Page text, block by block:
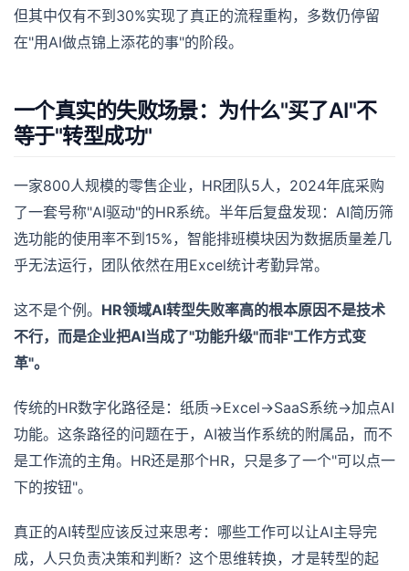
但其中仅有不到30%实现了真正的流程重构，多数仍停留
在"用AI做点锦上添花的事"的阶段。
一个真实的失败场景：为什么"买了AI"不
等于"转型成功"
一家800人规模的零售企业，HR团队5人，2024年底采购
了一套号称"AI驱动"的HR系统。半年后复盘发现：AI简历筛
选功能的使用率不到15%，智能排班模块因为数据质量差几
乎无法运行，团队依然在用Excel统计考勤异常。
这不是个例。 HR领域AI转型失败率高的根本原因不是技术
不行，而是企业把AI当成了"功能升级"而非"工作方式变
革"。
传统的HR数字化路径是：纸质→Excel→SaaS系统→加点AI
功能。这条路径的问题在于，AI被当作系统的附属品，而不
是工作流的主角。HR还是那个HR，只是多了一个"可以点一
下的按钮"。
真正的AI转型应该反过来思考：哪些工作可以让AI主导完
成，人只负责决策和判断？这个思维转换，才是转型的起